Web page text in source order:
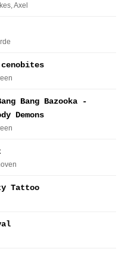
, Axel
Bang Bazooka -
Demons
Tattoo